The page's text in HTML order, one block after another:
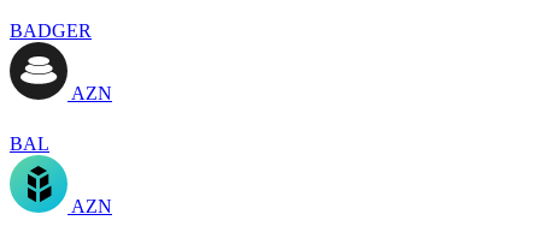
BADGER
AZN
BAL
AZN